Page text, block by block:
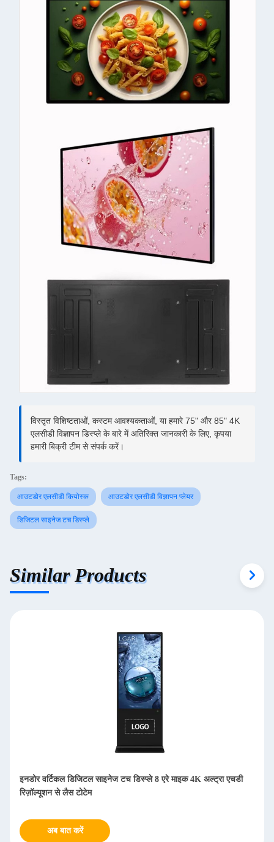
विस्तृत विशिष्टताओं, कस्टम आवश्यकताओं, या हमारे 75" और 85" 4K
एलसीडी विज्ञापन डिस्प्ले के बारे में अतिरिक्त जानकारी के लिए, कृपया
हमारी बिक्री टीम से संपर्क करें।
Tags:
आउटडोर एलसीडी कियोस्क आउटडोर एलसीडी विज्ञापन प्लेयर
डिजिटल साइनेज टच डिस्प्ले
Similar Products
75" 43" 55 इंच एलसीडी डिस्प्ले साइनेज इनडोर टोटेम कियोस्क पेन / फिंगर
टच
अब बात करें